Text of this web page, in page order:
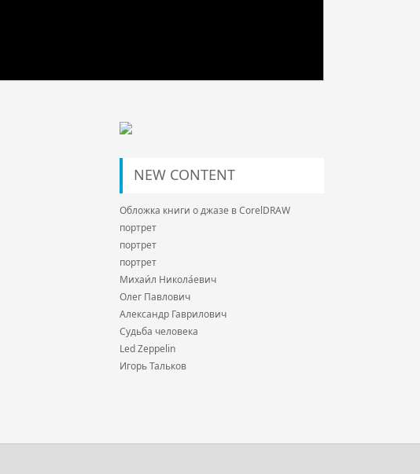
NEW CONTENT
Обложка книги о джазе в CorelDRAW
портрет
портрет
портрет
Михаи́л Никола́евич
Олег Павлович
Александр Гаврилович
Судьба человека
Led Zeppelin
Игорь Тальков